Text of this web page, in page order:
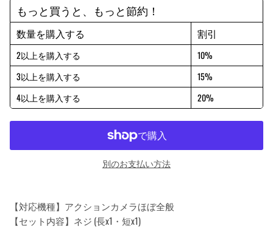
もっと買うと、もっと節約！
数量を購入する 割引
2以上を購入する
10%
3以上を購入する
15%
4以上を購入する
20%
別のお支払い方法
【対応機種】アクションカメラほぼ全般
【セット内容】ネジ (長x1・短x1)